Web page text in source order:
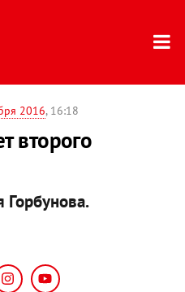
2016, 16:18
второго